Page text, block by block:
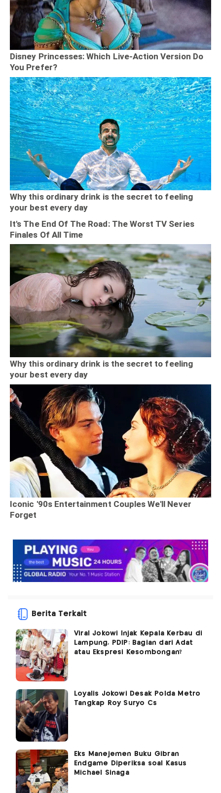
Berita Terkait
Viral Jokowi Injak Kepala Kerbau di
Lampung, PDIP: Bagian dari Adat
atau Ekspresi Kesombongan?
Loyalis Jokowi Desak Polda Metro
Tangkap Roy Suryo Cs
Eks Manejemen Buku Gibran
Endgame Diperiksa soal Kasus
Michael Sinaga